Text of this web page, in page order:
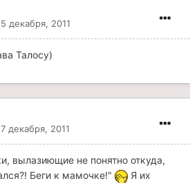
декабря, 2011
Талосу)
декабря, 2011
вылазиющие не понятно откуда,
Беги к мамочке!"
Я их